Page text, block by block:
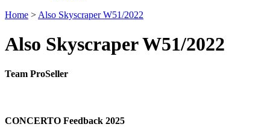
Home > Also Skyscraper W51/2022
Also Skyscraper W51/2022
Team ProSeller
CONCERTO Feedback 2025